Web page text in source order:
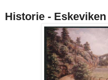
Historie - Eskeviken